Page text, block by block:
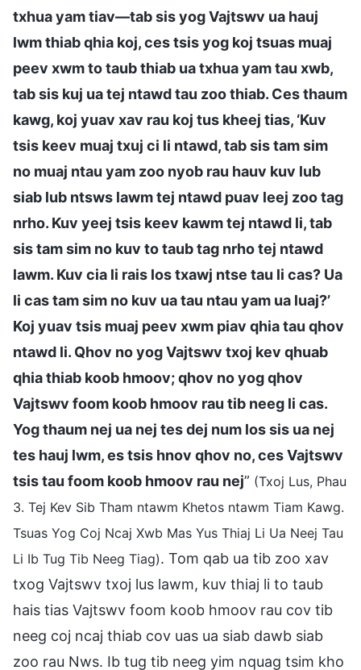
txhua yam tiav—tab sis yog Vajtswv ua hauj
lwm thiab qhia koj, ces tsis yog koj tsuas muaj
peev xwm to taub thiab ua txhua yam tau xwb,
tab sis kuj ua tej ntawd tau zoo thiab. Ces thaum
kawg, koj yuav xav rau koj tus kheej tias, ‘Kuv
tsis keev muaj txuj ci li ntawd, tab sis tam sim
no muaj ntau yam zoo nyob rau hauv kuv lub
siab lub ntsws lawm tej ntawd puav leej zoo tag
nrho. Kuv yeej tsis keev kawm tej ntawd li, tab
sis tam sim no kuv to taub tag nrho tej ntawd
lawm. Kuv cia li rais los txawj ntse tau li cas? Ua
li cas tam sim no kuv ua tau ntau yam ua luaj?’
Koj yuav tsis muaj peev xwm piav qhia tau qhov
ntawd li. Qhov no yog Vajtswv txoj kev qhuab
qhia thiab koob hmoov; qhov no yog qhov
Vajtswv foom koob hmoov rau tib neeg li cas.
Yog thaum nej ua nej tes dej num los sis ua nej
tes hauj lwm, es tsis hnov qhov no, ces Vajtswv
tsis tau foom koob hmoov rau nej” (Txoj Lus, Phau
3. Tej Kev Sib Tham ntawm Khetos ntawm Tiam Kawg.
Tsuas Yog Coj Ncaj Xwb Mas Yus Thiaj Li Ua Neej Tau
Li Ib Tug Tib Neeg Tiag). Tom qab ua tib zoo xav
txog Vajtswv txoj lus lawm, kuv thiaj li to taub
hais tias Vajtswv foom koob hmoov rau cov tib
neeg coj ncaj thiab cov uas ua siab dawb siab
zoo rau Nws. Ib tug tib neeg yim nquag tsim kho